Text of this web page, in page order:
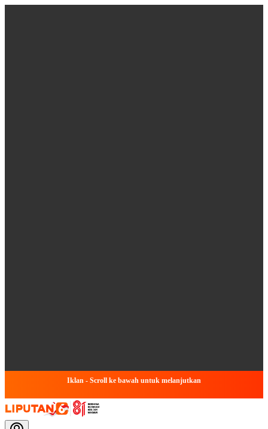
Iklan - Scroll ke bawah untuk melanjutkan